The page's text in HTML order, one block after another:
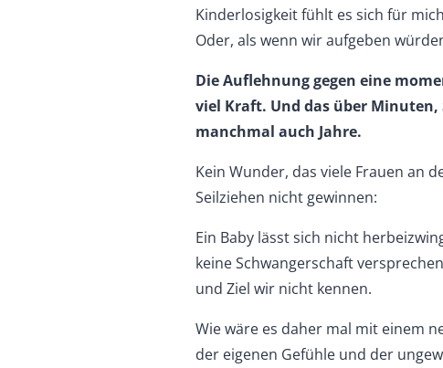
Kinderlosigkeit fühlt es sich für
Oder, als wenn wir aufgeben
Die Auflehnung gegen eine
viel Kraft. Und das über Minuten,
manchmal auch Jahre.
Kein Wunder, das viele Frauen an
Seilziehen nicht gewinnen:
Ein Baby lässt sich nicht
keine Schwangerschaft
und Ziel wir nicht kennen.
Wie wäre es daher mal mit einem
der eigenen Gefühle und der